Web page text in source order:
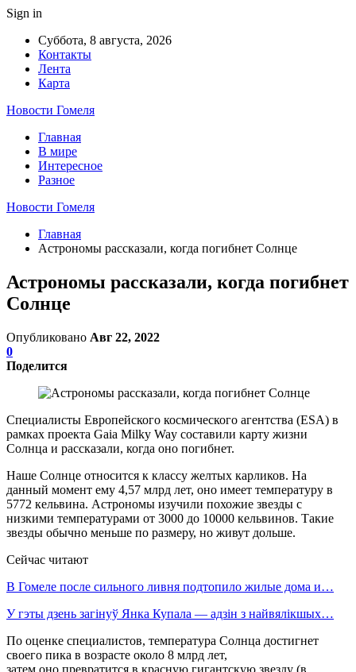
Sign in
Суббота, 8 августа, 2026
Контакты
Лента
Карта
Новости Гомеля
Главная
В мире
Интересное
Разное
Новости Гомеля
Главная
Астрономы рассказали, когда погибнет Солнце
Астрономы рассказали, когда погибнет
Солнце
Опубликовано Авг 22, 2022
0
Поделится
Специалисты Европейского космического агентства (ESA) в
рамках проекта Gaia Milky Way составили карту жизни
Солнца и рассказали, когда оно погибнет.
Наше Солнце относится к классу желтых карликов. На
данный момент ему 4,57 млрд лет, оно имеет температуру в
5772 кельвина. Астрономы изучили похожие звезды с
низкими температурами от 3000 до 10000 кельвинов. Такие
звезды обычно меньше по размеру, но живут дольше.
Сейчас читают
В Гомеле после сильного ливня подтопило жилые дома и…
У гэты дзень загінуў Янка Купала — адзін з найвялікшых…
По оценке специалистов, температура Солнца достигнет
своего пика в возрасте около 8 млрд лет,
затем оно превратится в красную гигантскую звезду (в